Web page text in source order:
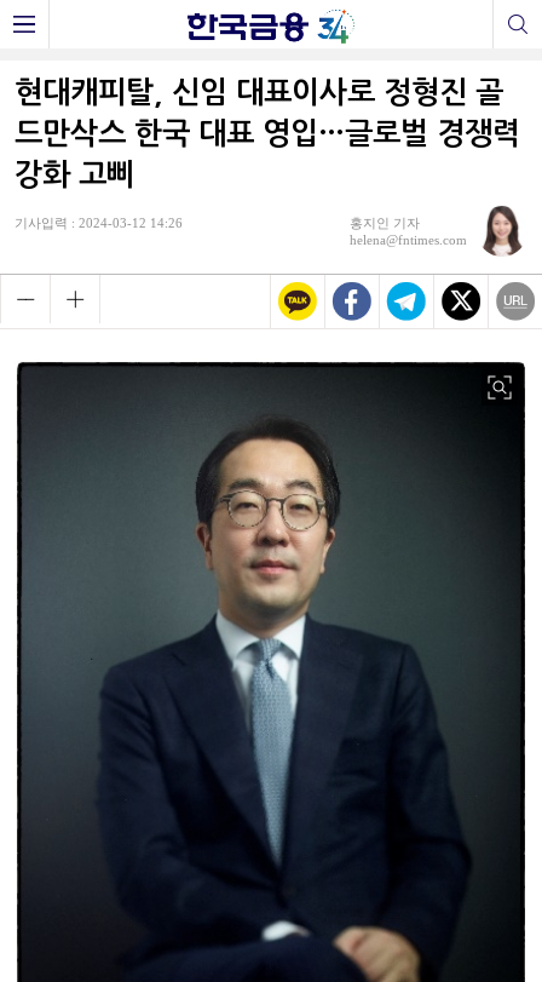
현대캐피탈, 신임 대표이사로 정형진 골
드만삭스 한국 대표 영입…글로벌 경쟁력
강화 고삐
기사입력 : 2024-03-12 14:26
홍지인 기자
helena@fntimes.com